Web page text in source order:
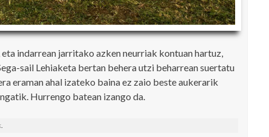
indarrean jarritako azken neurriak kontuan hartuz,
sail Lehiaketa bertan behera utzi beharrean suertatu
eraman ahal izateko baina ez zaio beste aukerarik
Hurrengo batean izango da.
.